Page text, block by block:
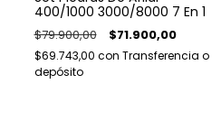
400/1000 3000/8000 7 En 1
$79.900,00 $71.900,00
$69.743,00 con Transferencia o
depósito